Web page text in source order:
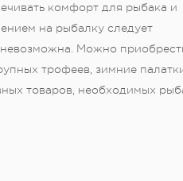
комфорт для рыбака и
на рыбалку следует
невозможна. Можно
трофеев, зимние
товаров, необходимых